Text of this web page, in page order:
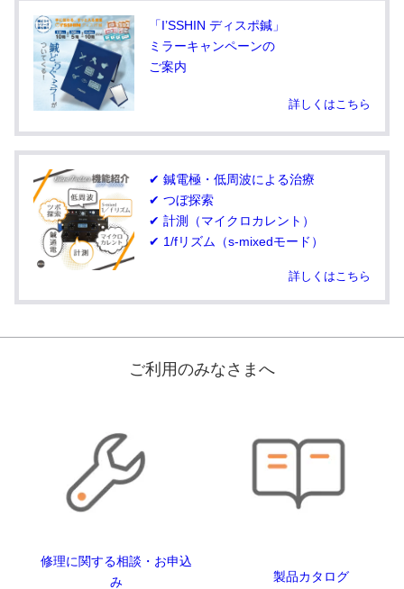
「I’SSHIN ディスポ鍼」
ミラーキャンペーンの
ご案内
詳しくはこちら
✔ 鍼電極・低周波による治療
✔ つぼ探索
✔ 計測（マイクロカレント）
✔ 1/fリズム（s-mixedモード）
詳しくはこちら
ご利用のみなさまへ
修理に関する相談・お申込
み
製品カタログ